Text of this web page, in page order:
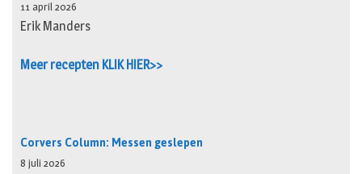
11 april 2026
Erik Manders
Meer recepten KLIK HIER>>
Corvers Column: Messen geslepen
8 juli 2026